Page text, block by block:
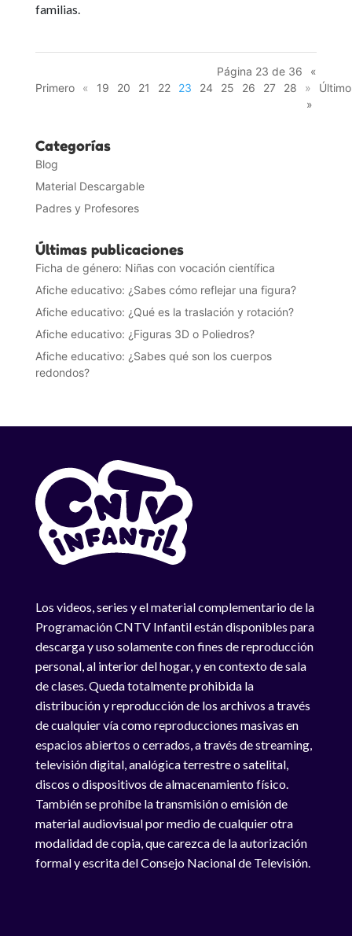
familias.
Página 23 de 36
«
Primero
« 19 20 21 22 23 24 25 26 27 28 »
Último
»
Categorías
Blog
Material Descargable
Padres y Profesores
Últimas publicaciones
Ficha de género: Niñas con vocación científica
Afiche educativo: ¿Sabes cómo reflejar una figura?
Afiche educativo: ¿Qué es la traslación y rotación?
Afiche educativo: ¿Figuras 3D o Poliedros?
Afiche educativo: ¿Sabes qué son los cuerpos
redondos?
Los videos, series y el material complementario de la
Programación CNTV Infantil están disponibles para
descarga y uso solamente con fines de reproducción
personal, al interior del hogar, y en contexto de sala
de clases. Queda totalmente prohibida la
distribución y reproducción de los archivos a través
de cualquier vía como reproducciones masivas en
espacios abiertos o cerrados, a través de streaming,
televisión digital, analógica terrestre o satelital,
discos o dispositivos de almacenamiento físico.
También se prohíbe la transmisión o emisión de
material audiovisual por medio de cualquier otra
modalidad de copia, que carezca de la autorización
formal y escrita del Consejo Nacional de Televisión.